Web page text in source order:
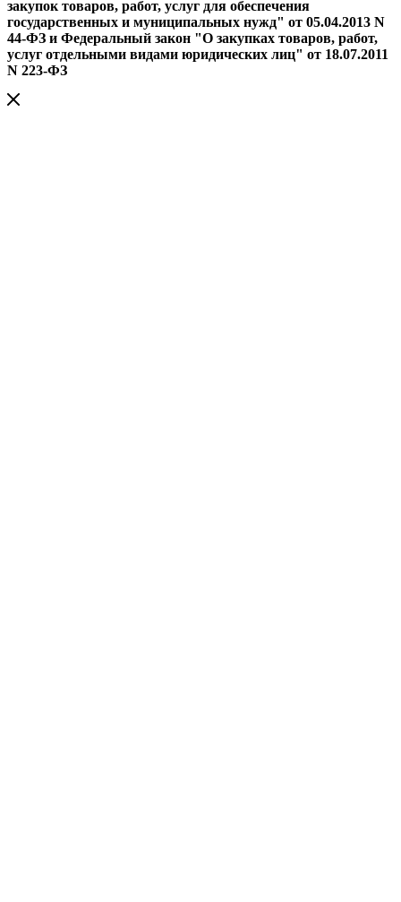
закупок товаров, работ, услуг для обеспечения
государственных и муниципальных нужд" от 05.04.2013 N
44-ФЗ и Федеральный закон "О закупках товаров, работ,
услуг отдельными видами юридических лиц" от 18.07.2011
N 223-ФЗ